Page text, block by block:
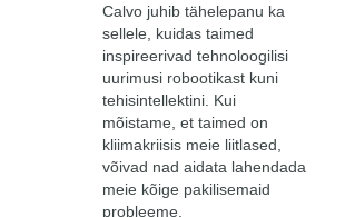
Calvo juhib tähelepanu ka
sellele, kuidas taimed
inspireerivad tehnoloogilisi
uurimusi robootikast kuni
tehisintellektini. Kui
mõistame, et taimed on
kliimakriisis meie liitlased,
võivad nad aidata lahendada
meie kõige pakilisemaid
probleeme.